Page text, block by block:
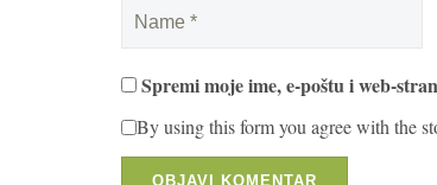
Spremi moje ime, e-poštu i web-
By using this form you agree with the